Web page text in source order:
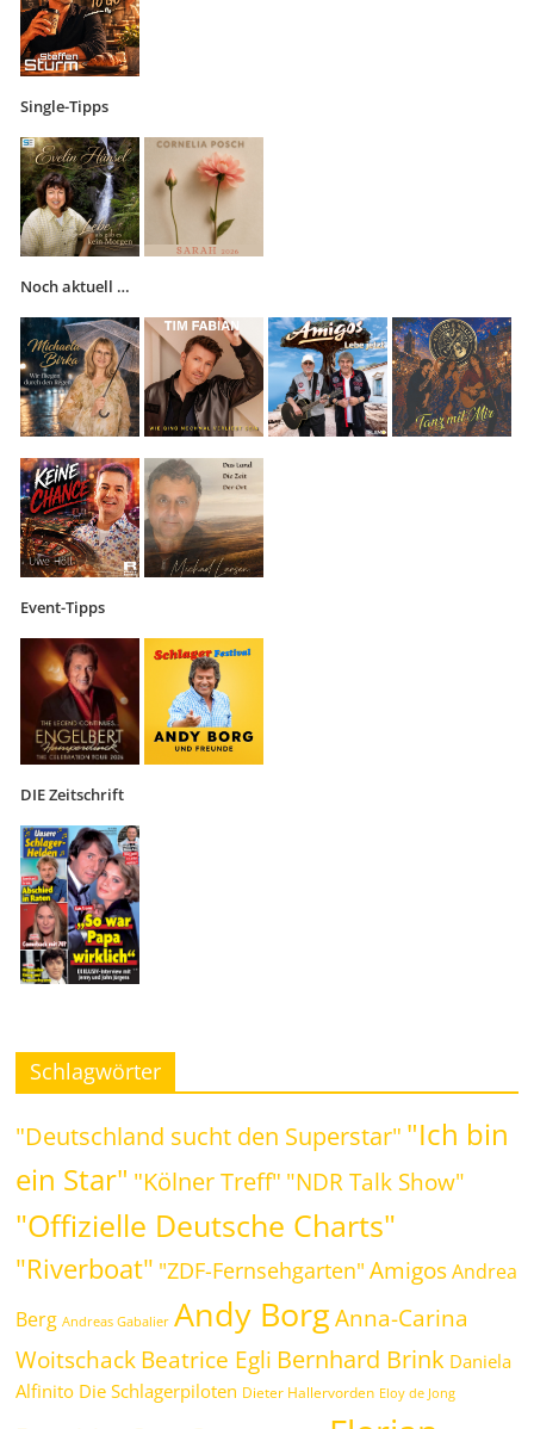
Single-Tipps
Noch aktuell …
Event-Tipps
DIE Zeitschrift
Schlagwörter
"Deutschland sucht den Superstar" "Ich bin
ein Star" "Kölner Treff" "NDR Talk Show"
"Offizielle Deutsche Charts"
"Riverboat" "ZDF-Fernsehgarten" Amigos Andrea
Berg Andreas Gabalier Andy Borg Anna-Carina
WoitschackBeatrice Egli Bernhard Brink Daniela
Alfinito Die Schlagerpiloten Dieter Hallervorden Eloy de Jong